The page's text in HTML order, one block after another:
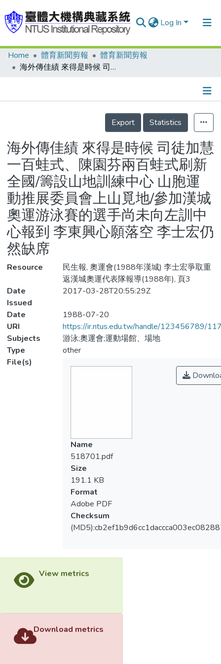
Log In
Communities & Collections
Statistics
Home 體育新聞剪報
體育新聞剪報
海外傳佳績 來得是時候 司徒加慧一百蛙式、陳園芬兩百蛙式刷新全國/籌設山地訓練中心 山胞運動推展委員會上山覓地/參加漢城奧運游泳賽的選手尚未向左訓中心報到 李東興心願落空 李士宏仍然缺席
Details
Export
Statistics
海外傳佳績 來得是時候 司徒加慧
一百蛙式、陳園芬兩百蛙式刷新
全國/籌設山地訓練中心 山胞運
動推展委員會上山覓地/參加漢城
奧運游泳賽的選手尚未向左訓中
心報到 李東興心願落空 李士宏仍
然缺席
Resource
民生報, 奧運會(1988年漢城) 李士宏爭取重
返漢城奧運代表隊報導(1988年), 頁3
Date
Issued
2017-03-28T20:55:29Z
Date
1988-07-20
URI
https://ir.ntus.edu.tw/handle/123456789/
Subjects
游泳;奧運會;運動場館、場地
Type
other
File(s)
Name
518701.pdf
Size
191.1 KB
Format
Adobe PDF
Checksum
View metrics
Download metrics